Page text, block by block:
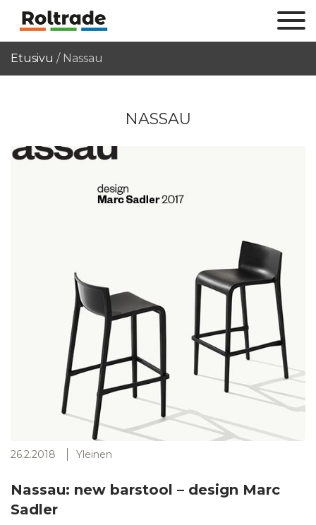
Etusivu / Nassau
NASSAU
26.2.2018 Yleinen
Nassau: new barstool – design Marc
Sadler